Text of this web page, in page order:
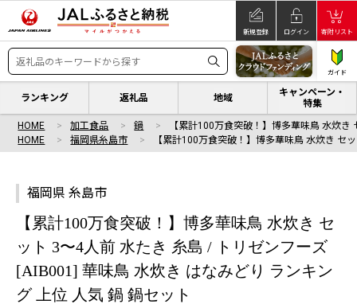
新規登録 ログイン 寄附リスト
ガイド
ランキング 返礼品 地域
キャンペーン・
特集
HOME 加工食品 鍋
【累計100万食突破！】博多華味鳥 水炊き
HOME
福岡県糸島市 【累計100万食突破！】博多華味鳥 水炊き セ
福岡県 糸島市
【累計100万食突破！】博多華味鳥 水炊き セ
ット 3〜4人前 水たき 糸島 / トリゼンフーズ
[AIB001] 華味鳥 水炊き はなみどり ランキン
グ 上位 人気 鍋 鍋セット